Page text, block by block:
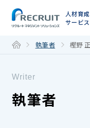
人材育
サービ
執筆者 樫野
Writer
執筆者